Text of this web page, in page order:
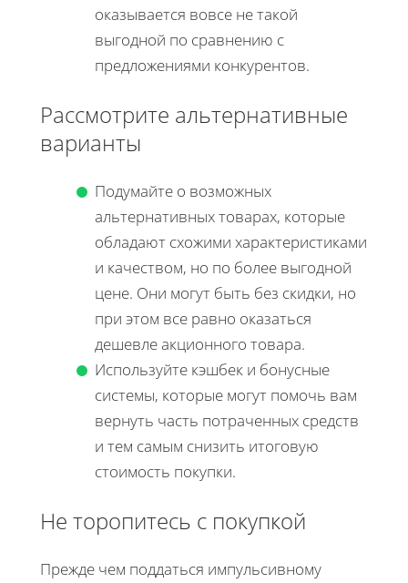
оказывается вовсе не такой
выгодной по сравнению с
предложениями конкурентов.
Рассмотрите альтернативные
варианты
Подумайте о возможных
альтернативных товарах, которые
обладают схожими характеристиками
и качеством, но по более выгодной
цене. Они могут быть без скидки, но
при этом все равно оказаться
дешевле акционного товара.
Используйте кэшбек и бонусные
системы, которые могут помочь вам
вернуть часть потраченных средств
и тем самым снизить итоговую
стоимость покупки.
Не торопитесь с покупкой
Прежде чем поддаться импульсивному